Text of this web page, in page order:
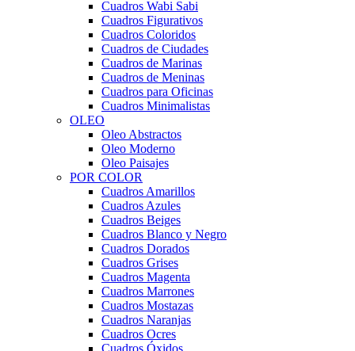
Cuadros Wabi Sabi
Cuadros Figurativos
Cuadros Coloridos
Cuadros de Ciudades
Cuadros de Marinas
Cuadros de Meninas
Cuadros para Oficinas
Cuadros Minimalistas
OLEO
Oleo Abstractos
Oleo Moderno
Oleo Paisajes
POR COLOR
Cuadros Amarillos
Cuadros Azules
Cuadros Beiges
Cuadros Blanco y Negro
Cuadros Dorados
Cuadros Grises
Cuadros Magenta
Cuadros Marrones
Cuadros Mostazas
Cuadros Naranjas
Cuadros Ocres
Cuadros Óxidos